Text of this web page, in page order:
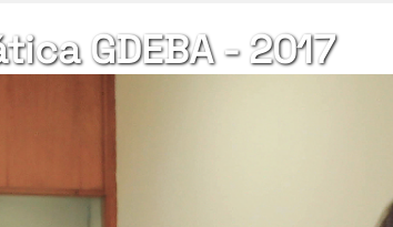
GDEBA - 2017